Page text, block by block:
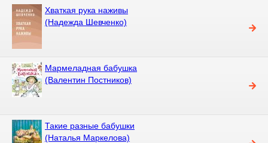
Хваткая рука наживы
(Надежда Шевченко)
Мармеладная бабушка
(Валентин Постников)
Такие разные бабушки
(Наталья Маркелова)